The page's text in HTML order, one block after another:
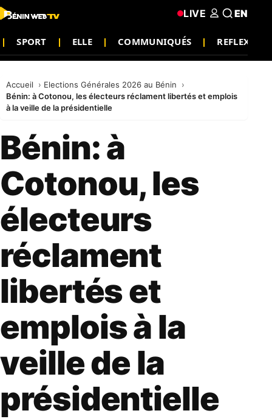
SPORT ELLE COMMUNIQUÉS REFLEXION
LIVE EN
Accueil
Elections Générales 2026 au Bénin
Bénin: à Cotonou, les électeurs réclament libertés et emplois
à la veille de la présidentielle
Bénin: à
Cotonou, les
électeurs
réclament
libertés et
emplois à la
veille de la
présidentielle